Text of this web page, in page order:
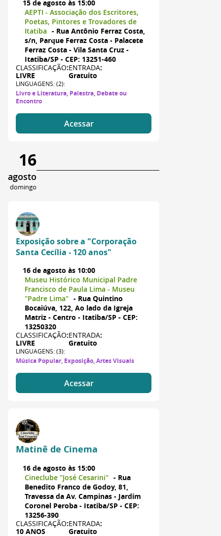
15 de agosto às 15:00
AEPTI - Associação dos Escritores,
Poetas, Pintores e Trovadores de
Itatiba - Rua Antônio Ferraz Costa,
s/n, Parque Ferraz Costa - Palacete
Ferraz Costa - Vila Santa Cruz -
Itatiba/SP - CEP: 13251-460
CLASSIFICAÇÃO:
LIVRE
ENTRADA:
Gratuito
LINGUAGENS: (2):
Livro e Literatura, Palestra, Debate ou
Encontro
Acessar
16
agosto
domingo
Exposição sobre a "Corporação
Santa Cecília - 120 anos"
16 de agosto às 10:00
Museu Histórico Municipal Padre
Francisco de Paula Lima - Museu
"Padre Lima" - Rua Quintino
Bocaiúva, 122, Ao lado da Igreja
Matriz - Centro - Itatiba/SP - CEP:
13250320
CLASSIFICAÇÃO:
LIVRE
ENTRADA:
Gratuito
LINGUAGENS: (3):
Música Popular, Exposição, Artes Visuais
Acessar
Matinê de Cinema
16 de agosto às 15:00
Cineclube "José Cesarini" - Rua
Benedito Franco de Godoy, 81,
Travessa da Av. Campinas - Jardim
Coronel Peroba - Itatiba/SP - CEP:
13256-390
CLASSIFICAÇÃO:
10 ANOS
ENTRADA:
Gratuito